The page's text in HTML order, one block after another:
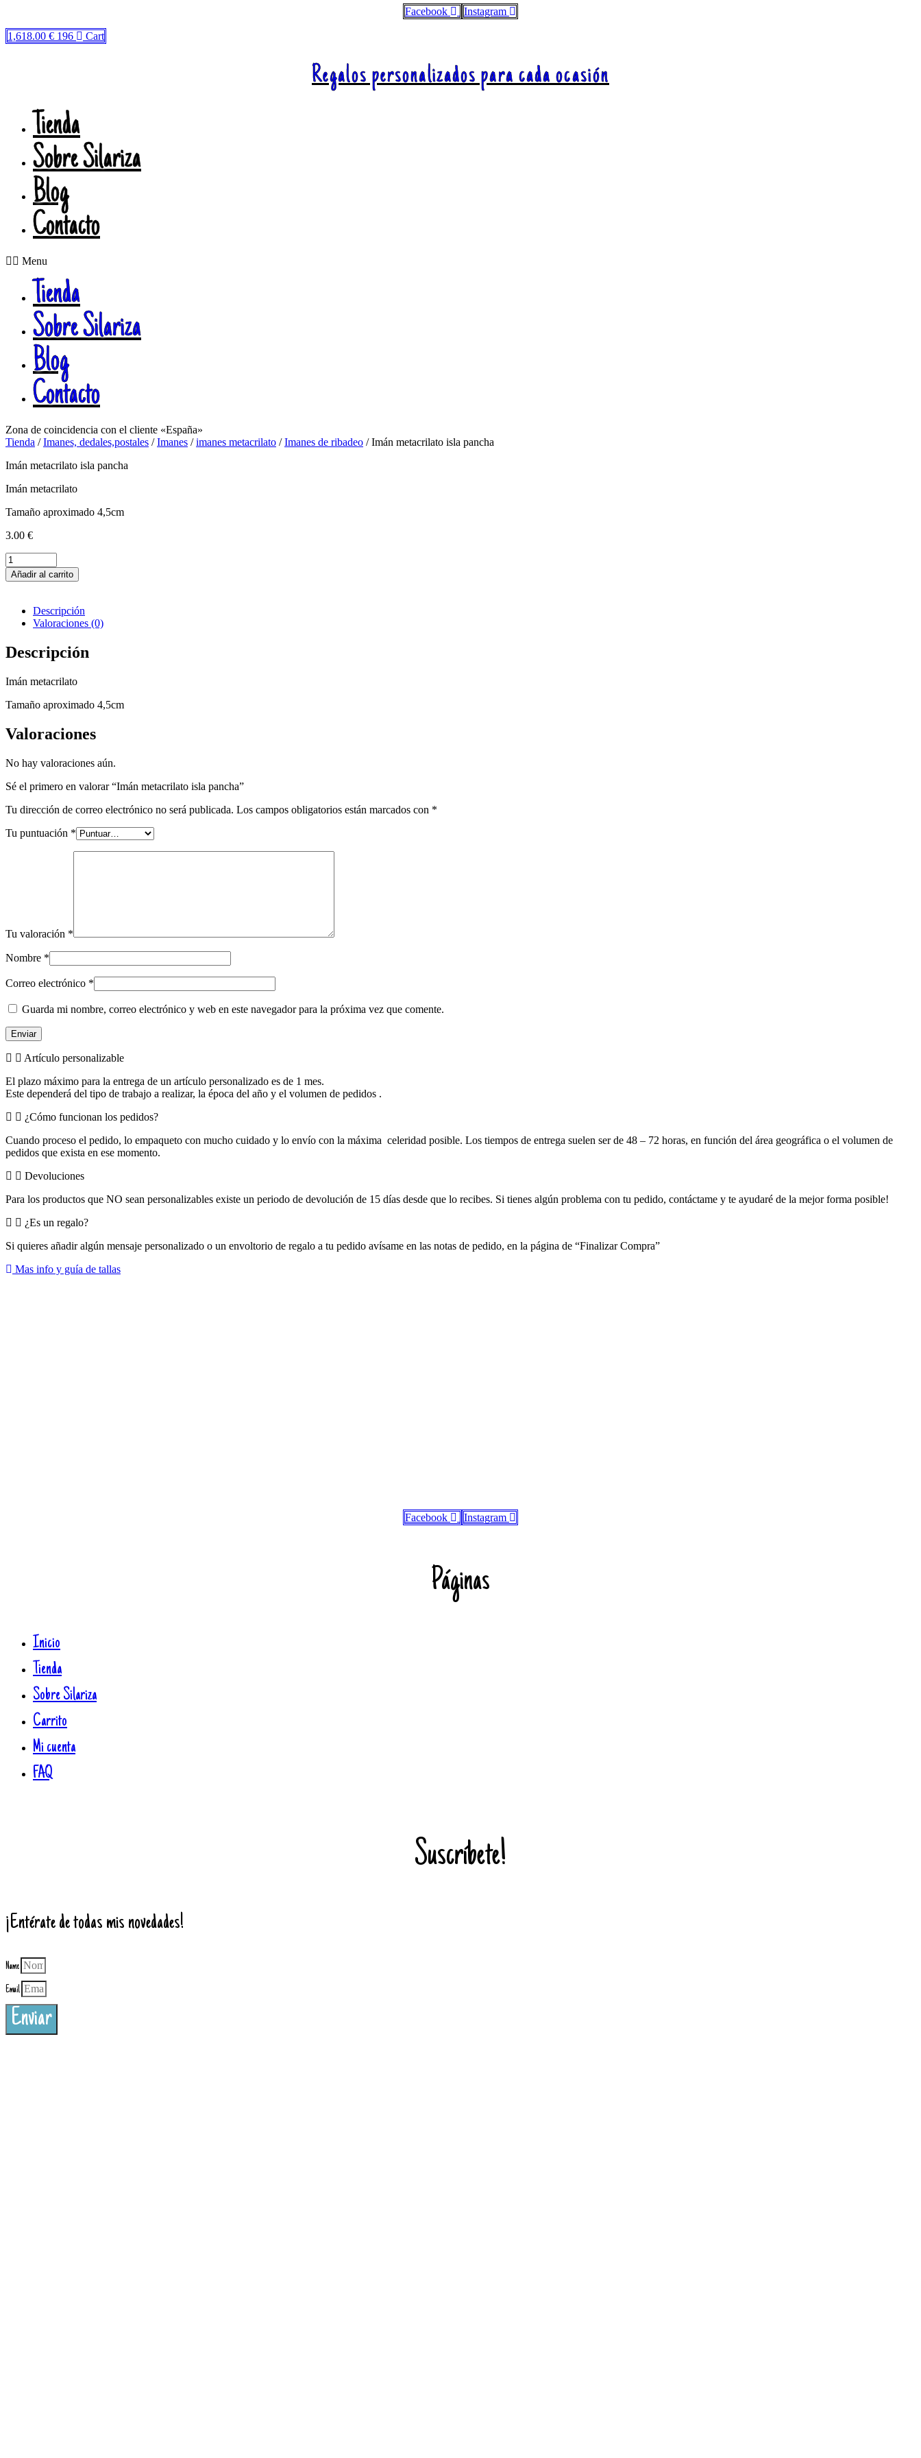
contenido
Facebook Instagram
1,618.00 € 196 Cart
Regalos personalizados para cada ocasión
Tienda
Sobre Silariza
Blog
Contacto
Menu
Tienda
Sobre Silariza
Blog
Contacto
Zona de coincidencia con el cliente «España»
Tienda /Imanes, dedales,postales /Imanes /imanes metacrilato /Imanes de ribadeo / Imán metacrilato isla pancha
Imán metacrilato isla pancha
Imán metacrilato
Tamaño aproximado 4,5cm
3.00 €
Imán
metacrilato
isla
cantidad
Añadir al carrito
Descripción
Valoraciones (0)
Descripción
Imán metacrilato
Tamaño aproximado 4,5cm
Valoraciones
No hay valoraciones aún.
Sé el primero en valorar “Imán metacrilato isla pancha”
Tu dirección de correo electrónico no será publicada. Los campos obligatorios están marcados con *
Tu puntuación *
Tu valoración *
Nombre *
Correo electrónico *
Guarda mi nombre, correo electrónico y web en este navegador para la próxima vez que comente.
Artículo personalizable
El plazo máximo para la entrega de un artículo personalizado es de 1 mes.
Este dependerá del tipo de trabajo a realizar, la época del año y el volumen de pedidos .
¿Cómo funcionan los pedidos?
Cuando proceso el pedido, lo empaqueto con mucho cuidado y lo envío con la máxima celeridad posible. Los tiempos de entrega suelen ser de 48 – 72 horas, en función del área geográfica o el volumen de
pedidos que exista en ese momento.
Devoluciones
Para los productos que NO sean personalizables existe un periodo de devolución de 15 días desde que lo recibes. Si tienes algún problema con tu pedido, contáctame y te ayudaré de la mejor forma posible!
¿Es un regalo?
Si quieres añadir algún mensaje personalizado o un envoltorio de regalo a tu pedido avísame en las notas de pedido, en la página de “Finalizar Compra”
Mas info y guía de tallas
Facebook Instagram
Páginas
Inicio
Tienda
Sobre Silariza
Carrito
Mi cuenta
FAQ
Suscríbete!
¡Entérate de todas mis novedades!
Name
Email
Enviar